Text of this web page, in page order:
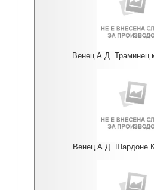
Венец А.Д. Траминец
Венец А.Д. Шардоне